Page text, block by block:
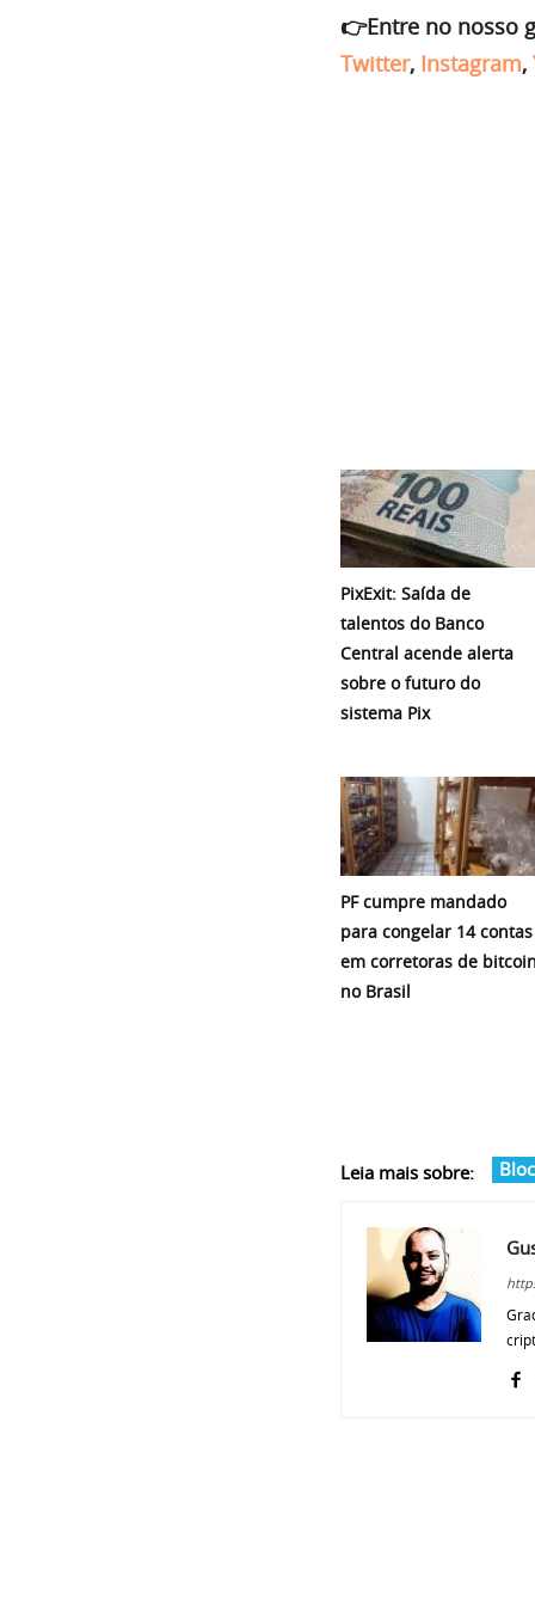
👉Entre no nosso
Twitter, Instagram,
PixExit: Saída de
talentos do Banco
Central acende alerta
sobre o futuro do
sistema Pix
PF cumpre mandado
para congelar 14 contas
em corretoras de bitcoin
no Brasil
Leia mais sobre: